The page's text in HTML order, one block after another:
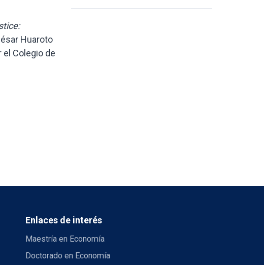
Huaroto
Colegio de
Enlaces de interés
Maestría en Economía
Doctorado en Economía